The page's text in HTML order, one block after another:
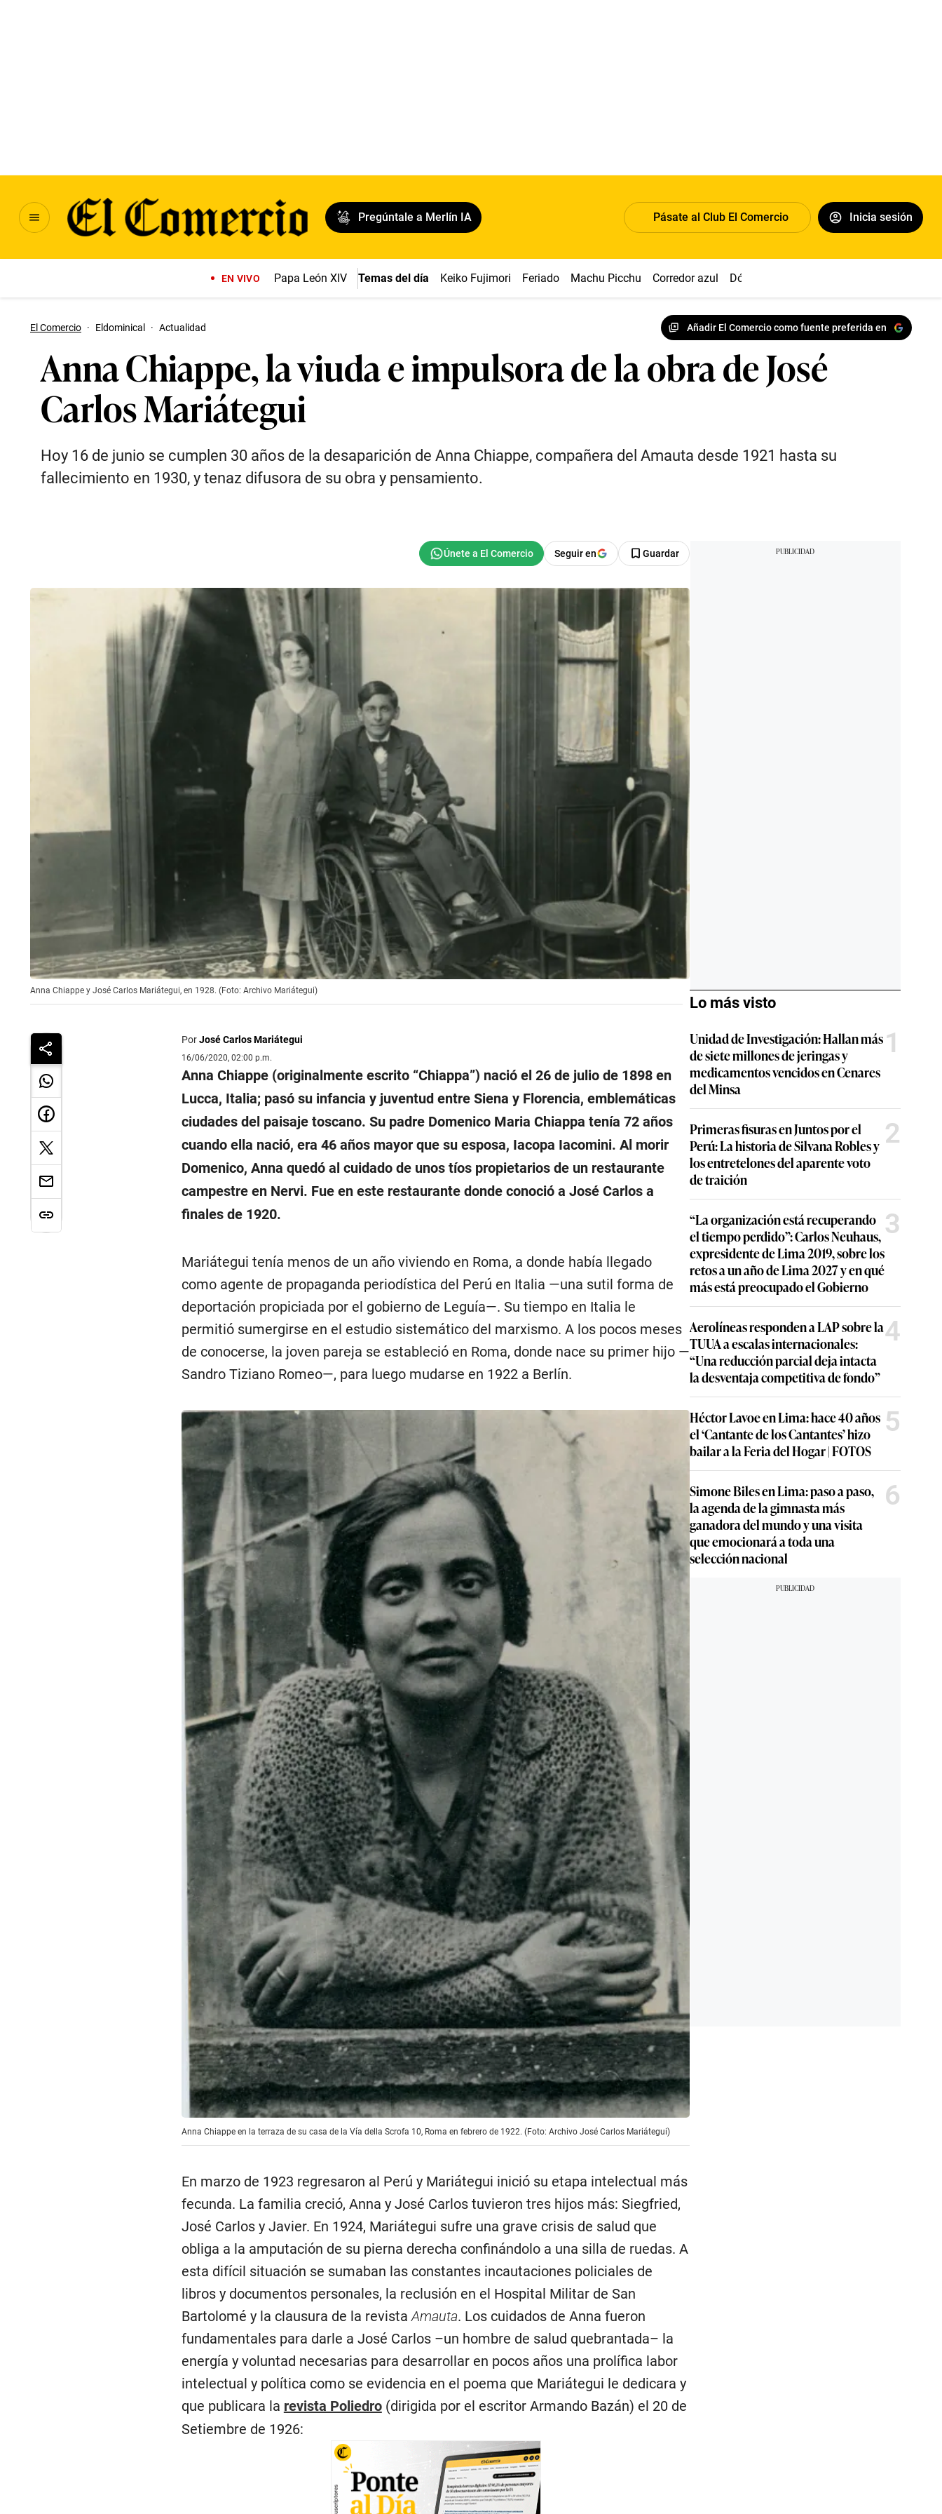
Pregúntale a Merlín IA Pásate al Club El Comercio Inicia sesión
EN VIVO Papa León XIV Temas del día Keiko Fujimori Feriado Machu Picchu Corredor azul Dólar
El Comercio · Eldominical · Actualidad Añadir El Comercio como fuente preferida en
Anna Chiappe, la viuda e impulsora de la obra de José
Carlos Mariátegui
Hoy 16 de junio se cumplen 30 años de la desaparición de Anna Chiappe, compañera del Amauta desde 1921 hasta su
fallecimiento en 1930, y tenaz difusora de su obra y pensamiento.
Seguir en Guardar
Anna Chiappe y José Carlos Mariátegui, en 1928. (Foto: Archivo Mariátegui)
PorJosé Carlos Mariátegui
16/06/2020, 02:00 p.m.
Anna Chiappe (originalmente escrito “Chiappa”) nació el 26 de julio de 1898 en
Lucca, Italia; pasó su infancia y juventud entre Siena y Florencia, emblemáticas
ciudades del paisaje toscano. Su padre Domenico Maria Chiappa tenía 72 años
cuando ella nació, era 46 años mayor que su esposa, Iacopa Iacomini. Al morir
Domenico, Anna quedó al cuidado de unos tíos propietarios de un restaurante
campestre en Nervi. Fue en este restaurante donde conoció a José Carlos a
finales de 1920.
Mariátegui tenía menos de un año viviendo en Roma, a donde había llegado
como agente de propaganda periodística del Perú en Italia —una sutil forma de
deportación propiciada por el gobierno de Leguía—. Su tiempo en Italia le
permitió sumergirse en el estudio sistemático del marxismo. A los pocos meses
de conocerse, la joven pareja se estableció en Roma, donde nace su primer hijo —
Sandro Tiziano Romeo—, para luego mudarse en 1922 a Berlín.
Anna Chiappe en la terraza de su casa de la Vía della Scrofa 10, Roma en febrero de 1922. (Foto: Archivo José Carlos Mariátegui)
En marzo de 1923 regresaron al Perú y Mariátegui inició su etapa intelectual más
fecunda. La familia creció, Anna y José Carlos tuvieron tres hijos más: Siegfried,
José Carlos y Javier. En 1924, Mariátegui sufre una grave crisis de salud que
obliga a la amputación de su pierna derecha confinándolo a una silla de ruedas. A
esta difícil situación se sumaban las constantes incautaciones policiales de
libros y documentos personales, la reclusión en el Hospital Militar de San
Bartolomé y la clausura de la revistaAmauta. Los cuidados de Anna fueron
fundamentales para darle a José Carlos –un hombre de salud quebrantada– la
energía y voluntad necesarias para desarrollar en pocos años una prolífica labor
intelectual y política como se evidencia en el poema que Mariátegui le dedicara y
que publicara la revista Poliedro(dirigida por el escritor Armando Bazán) el 20 de
Setiembre de 1926:
Lo más visto
Unidad de Investigación: Hallan más
de siete millones de jeringas y
medicamentos vencidos en Cenares
del Minsa
1
Primeras fisuras en Juntos por el
Perú: La historia de Silvana Robles y
los entretelones del aparente voto
de traición
2
“La organización está recuperando
el tiempo perdido”: Carlos Neuhaus,
expresidente de Lima 2019, sobre los
retos a un año de Lima 2027 y en qué
más está preocupado el Gobierno
3
Aerolíneas responden a LAP sobre la
TUUA a escalas internacionales:
“Una reducción parcial deja intacta
la desventaja competitiva de fondo”
4
Héctor Lavoe en Lima: hace 40 años
el ‘Cantante de los Cantantes’ hizo
bailar a la Feria del Hogar | FOTOS
5
Simone Biles en Lima: paso a paso,
la agenda de la gimnasta más
ganadora del mundo y una visita
que emocionará a toda una
selección nacional
6